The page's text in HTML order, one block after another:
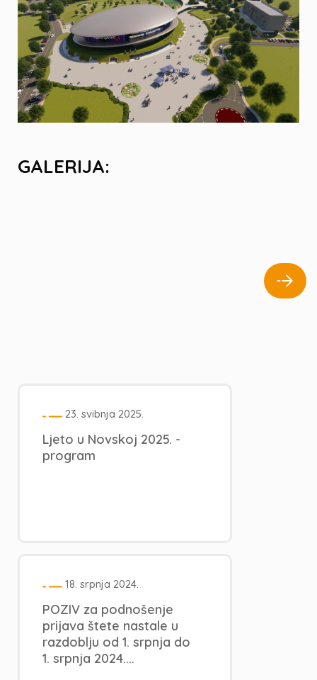
GALERIJA:
23. svibnja 2025.
Ljeto u Novskoj 2025. -
program
18. srpnja 2024.
POZIV za podnošenje
prijava štete nastale u
razdoblju od 1. srpnja do
1. srpnja 2024....